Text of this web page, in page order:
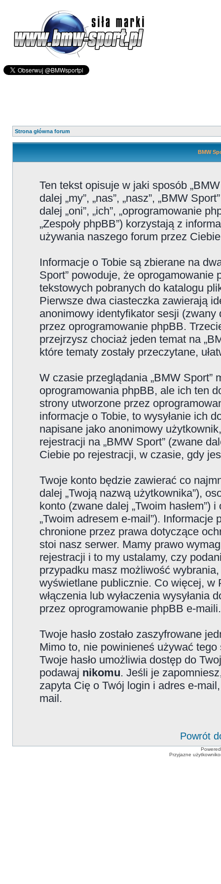
Strona główna forum
BMW
Ten tekst opisuje w jaki sposób
dalej „my”, „nas”, „nasz”, „BMW
dalej „oni”, „ich”, „oprogramowanie
„Zespoły phpBB”) korzystają z
używania naszego forum przez
Informacje o Tobie są zbierane na
Sport” powoduje, że oprogamowanie
tekstowych pobranych do katalogu
Pierwsze dwa ciasteczka zawierają
anonimowy identyfikator sesji (zwany
przez oprogramowanie phpBB.
przejrzysz chociaż jeden temat na
które tematy zostały przeczytane,
W czasie przeglądania „BMW
oprogramowania phpBB, ale ich ten
strony utworzone przez
informacje o Tobie, to wysyłanie ich
napisane jako anonimowy
rejestracji na „BMW Sport” (zwane
Ciebie po rejestracji, w czasie, gdy
Twoje konto będzie zawierać co
dalej „Twoją nazwą użytkownika”),
konto (zwane dalej „Twoim
„Twoim adresem e-mail”). Informacje
chronione przez prawa dotyczące
stoi nasz serwer. Mamy prawo
rejestracji i to my ustalamy, czy
przypadku masz możliwość
wyświetlane publicznie. Co więcej, w
włączenia lub wyłaczenia
przez oprogramowanie phpBB e-maili.
Twoje hasło zostało zaszyfrowane
Mimo to, nie powinieneś używać
Twoje hasło umożliwia dostęp do
podawaj nikomu. Jeśli je
zapyta Cię o Twój login i adres e-
mail.
Powrót
Przyjazne